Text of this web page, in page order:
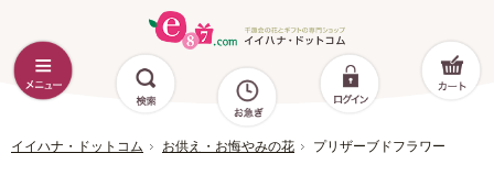
イイハナ・ドットコム お供え・お悔やみの花 プリザーブドフラワー